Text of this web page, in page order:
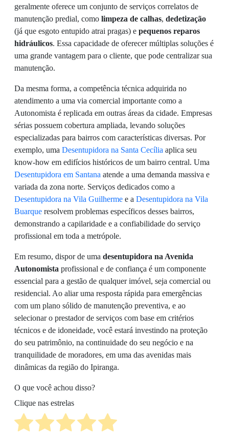
geralmente oferece um conjunto de serviços correlatos de
manutenção predial, como limpeza de calhas, dedetização
(já que esgoto entupido atrai pragas) e pequenos reparos
hidráulicos. Essa capacidade de oferecer múltiplas soluções é
uma grande vantagem para o cliente, que pode centralizar sua
manutenção.
Da mesma forma, a competência técnica adquirida no
atendimento a uma via comercial importante como a
Autonomista é replicada em outras áreas da cidade. Empresas
sérias possuem cobertura ampliada, levando soluções
especializadas para bairros com características diversas. Por
exemplo, uma Desentupidora na Santa Cecília aplica seu
know-how em edifícios históricos de um bairro central. Uma
Desentupidora em Santana atende a uma demanda massiva e
variada da zona norte. Serviços dedicados como a
Desentupidora na Vila Guilherme e a Desentupidora na Vila
Buarque resolvem problemas específicos desses bairros,
demonstrando a capilaridade e a confiabilidade do serviço
profissional em toda a metrópole.
Em resumo, dispor de uma desentupidora na Avenida
Autonomista profissional e de confiança é um componente
essencial para a gestão de qualquer imóvel, seja comercial ou
residencial. Ao aliar uma resposta rápida para emergências
com um plano sólido de manutenção preventiva, e ao
selecionar o prestador de serviços com base em critérios
técnicos e de idoneidade, você estará investindo na proteção
do seu patrimônio, na continuidade do seu negócio e na
tranquilidade de moradores, em uma das avenidas mais
dinâmicas da região do Ipiranga.
O que você achou disso?
Clique nas estrelas